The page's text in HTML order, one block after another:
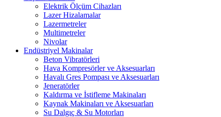
Elektrik Ölçüm Cihazları
Lazer Hizalamalar
Lazermetreler
Multimetreler
Nivolar
Endüstriyel Makinalar
Beton Vibratörleri
Hava Kompresörler ve Aksesuarları
Havalı Gres Pompası ve Aksesuarları
Jeneratörler
Kaldırma ve İstifleme Makinaları
Kaynak Makinaları ve Aksesuarları
Su Dalgıç & Su Motorları